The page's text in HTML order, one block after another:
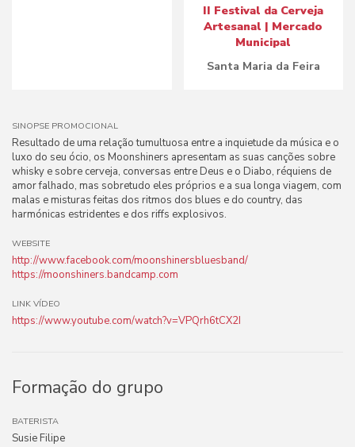
II Festival da Cerveja
Artesanal | Mercado
Municipal
Santa Maria da Feira
SINOPSE PROMOCIONAL
Resultado de uma relação tumultuosa entre a inquietude da música e o
luxo do seu ócio, os Moonshiners apresentam as suas canções sobre
whisky e sobre cerveja, conversas entre Deus e o Diabo, réquiens de
amor falhado, mas sobretudo eles próprios e a sua longa viagem, com
malas e misturas feitas dos ritmos dos blues e do country, das
harmónicas estridentes e dos riffs explosivos.
WEBSITE
http://www.facebook.com/moonshinersbluesband/
https://moonshiners.bandcamp.com
LINK VÍDEO
https://www.youtube.com/watch?v=VPQrh6tCX2I
Formação do grupo
BATERISTA
Susie Filipe